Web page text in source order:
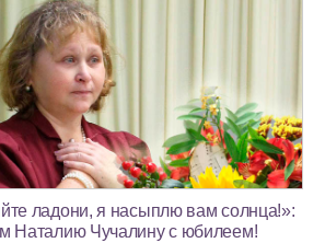
ладони, я насыплю вам солнца!»:
Наталию Чучалину с юбилеем!